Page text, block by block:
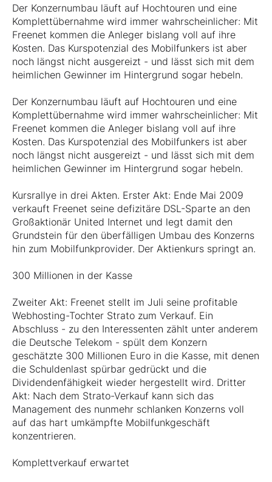
Der Konzernumbau läuft auf Hochtouren und eine
Komplettübernahme wird immer wahrscheinlicher: Mit
Freenet kommen die Anleger bislang voll auf ihre
Kosten. Das Kurspotenzial des Mobilfunkers ist aber
noch längst nicht ausgereizt - und lässt sich mit dem
heimlichen Gewinner im Hintergrund sogar hebeln.
Der Konzernumbau läuft auf Hochtouren und eine
Komplettübernahme wird immer wahrscheinlicher: Mit
Freenet kommen die Anleger bislang voll auf ihre
Kosten. Das Kurspotenzial des Mobilfunkers ist aber
noch längst nicht ausgereizt - und lässt sich mit dem
heimlichen Gewinner im Hintergrund sogar hebeln.
Kursrallye in drei Akten. Erster Akt: Ende Mai 2009
verkauft Freenet seine defizitäre DSL-Sparte an den
Großaktionär United Internet und legt damit den
Grundstein für den überfälligen Umbau des Konzerns
hin zum Mobilfunkprovider. Der Aktienkurs springt an.
300 Millionen in der Kasse
Zweiter Akt: Freenet stellt im Juli seine profitable
Webhosting-Tochter Strato zum Verkauf. Ein
Abschluss - zu den Interessenten zählt unter anderem
die Deutsche Telekom - spült dem Konzern
geschätzte 300 Millionen Euro in die Kasse, mit denen
die Schuldenlast spürbar gedrückt und die
Dividendenfähigkeit wieder hergestellt wird. Dritter
Akt: Nach dem Strato-Verkauf kann sich das
Management des nunmehr schlanken Konzerns voll
auf das hart umkämpfte Mobilfunkgeschäft
konzentrieren.
Komplettverkauf erwartet